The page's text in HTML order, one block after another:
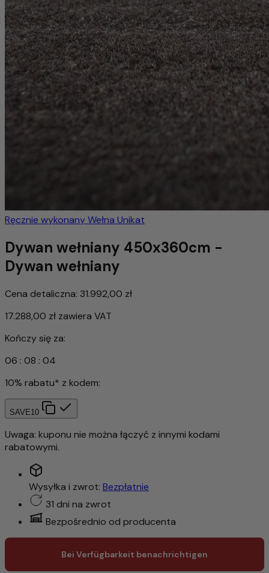
Ręcznie wykonanyWełna Unikat
Dywan wełniany 450x360cm -
Dywan wełniany
Cena detaliczna: 31.992,00 zł
17.288,00 zł zawiera VAT
Kończy się za:
06 : 08 : 01
10% rabatu* z kodem:
SAVE10
Uwaga: kuponu nie można łączyć z innymi kodami
rabatowymi.
Wysyłka i zwrot: Bezpłatnie
31 dni na zwrot
Bezpośrednio od producenta
Bei Verfügbarkeit benachrichtigen